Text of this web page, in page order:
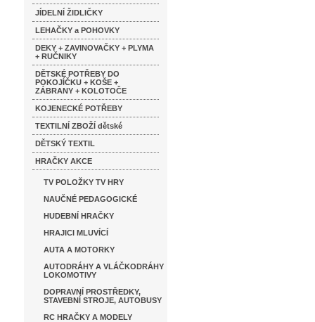
JÍDELNÍ ŽIDLIČKY
LEHAČKY a POHOVKY
DEKY + ZAVINOVAČKY + PLYMA
+ RUČNIKY
DĚTSKÉ POTŘEBY DO
POKOJÍČKU + KOŠE +
ZÁBRANY + KOLOTOČE
KOJENECKÉ POTŘEBY
TEXTILNÍ ZBOŽÍ dětské
DĚTSKÝ TEXTIL
HRAČKY AKCE
TV POLOŽKY TV HRY
NAUČNÉ PEDAGOGICKÉ
HUDEBNÍ HRAČKY
HRAJICI MLUVÍCÍ
AUTA A MOTORKY
AUTODRÁHY A VLÁČKODRÁHY
LOKOMOTIVY
DOPRAVNÍ PROSTŘEDKY,
STAVEBNÍ STROJE, AUTOBUSY
RC HRAČKY A MODELY